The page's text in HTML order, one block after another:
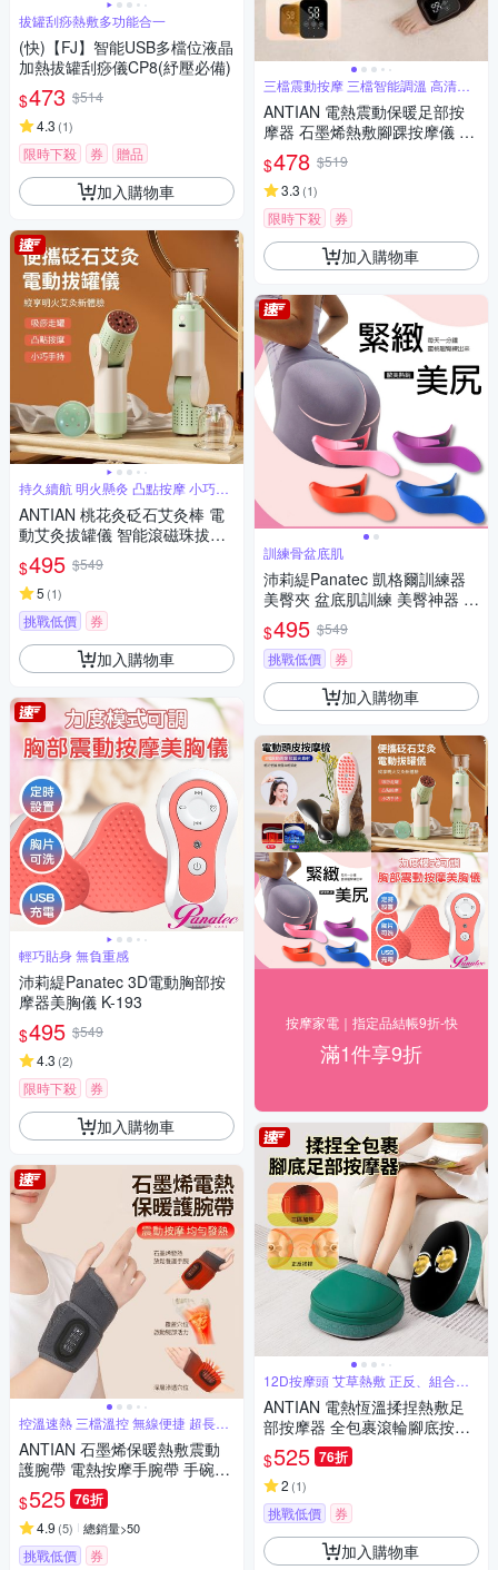
拔罐刮痧熱敷多功能合一
(快)【FJ】智能USB多檔位液晶
加熱拔罐刮痧儀CP8(紓壓必備)
$473 $514
4.3 (1)
限時下殺 券 贈品
加入購物車
持久續航 明火懸灸 凸點按摩 小巧手
持
ANTIAN 桃花灸砭石艾灸棒 電
動艾灸拔罐儀 智能滾磁珠拔罐
按摩儀 吸罐艾灸器
$495 $549
5 (1)
挑戰低價 券
加入購物車
輕巧貼身 無負重感
沛莉緹Panatec 3D電動胸部按
摩器美胸儀 K-193
$495 $549
4.3 (2)
限時下殺 券
加入購物車
控溫速熱 三檔溫控 無線便捷 超長續
航
ANTIAN 石墨烯保暖熱敷震動
護腕帶 電熱按摩手腕帶 手碗按
摩儀 手腕保暖神器
$525 76折
4.9 (5) 總銷量>50
挑戰低價 券
三檔震動按摩 三檔智能調溫 高清智
能顯屏
ANTIAN 電熱震動保暖足部按
摩器 石墨烯熱敷腳踝按摩儀 腳
踝關節發熱按摩放鬆器
$478 $519
3.3 (1)
限時下殺 券
加入購物車
訓練骨盆底肌
沛莉緹Panatec 凱格爾訓練器
美臀夾 盆底肌訓練 美臀神器 緊
實翹臀 健身蜜桃臀 K-163
$495 $549
挑戰低價
券
加入購物車
按摩家電｜指定品結帳9折-快
滿1件享9折
12D按摩頭 艾草熱敷 正反、組合按
ANTIAN 電熱恆溫揉捏熱敷足
部按摩器 全包裹滾輪腳底按摩
機 腳踝保暖按摩放鬆器 暖腳器
暖足器
$525 76折
2 (1)
挑戰低價 券
加入購物車